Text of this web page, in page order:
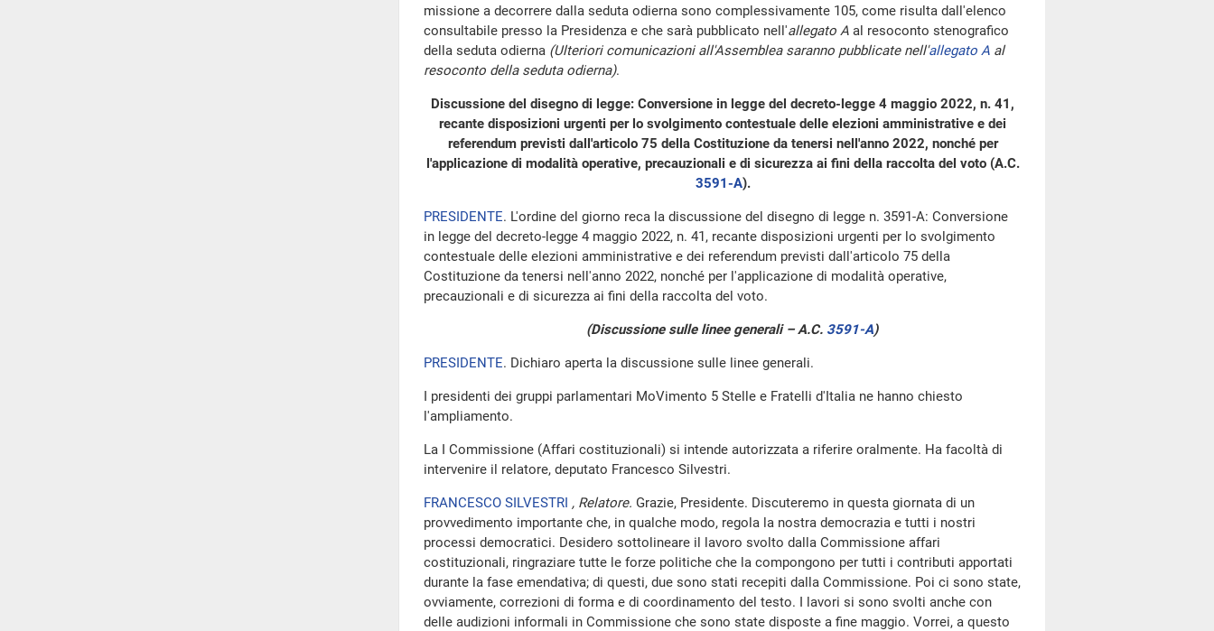
missione a decorrere dalla seduta odierna sono complessivamente 105, come risulta dall'elenco
consultabile presso la Presidenza e che sarà pubblicato nell'allegato A al resoconto stenografico
della seduta odierna (Ulteriori comunicazioni all'Assemblea saranno pubblicate nell'allegato A al
resoconto della seduta odierna).
Discussione del disegno di legge: Conversione in legge del decreto-legge 4 maggio 2022, n. 41,
recante disposizioni urgenti per lo svolgimento contestuale delle elezioni amministrative e dei
referendum previsti dall'articolo 75 della Costituzione da tenersi nell'anno 2022, nonché per
l'applicazione di modalità operative, precauzionali e di sicurezza ai fini della raccolta del voto (A.C.
3591-A​).
PRESIDENTE. L'ordine del giorno reca la discussione del disegno di legge n. 3591-A: Conversione
in legge del decreto-legge 4 maggio 2022, n. 41, recante disposizioni urgenti per lo svolgimento
contestuale delle elezioni amministrative e dei referendum previsti dall'articolo 75 della
Costituzione da tenersi nell'anno 2022, nonché per l'applicazione di modalità operative,
precauzionali e di sicurezza ai fini della raccolta del voto.
(Discussione sulle linee generali – A.C. 3591-A​)
PRESIDENTE. Dichiaro aperta la discussione sulle linee generali.
I presidenti dei gruppi parlamentari MoVimento 5 Stelle e Fratelli d'Italia ne hanno chiesto
l'ampliamento.
La I Commissione (Affari costituzionali) si intende autorizzata a riferire oralmente. Ha facoltà di
intervenire il relatore, deputato Francesco Silvestri.
FRANCESCO SILVESTRI , Relatore. Grazie, Presidente. Discuteremo in questa giornata di un
provvedimento importante che, in qualche modo, regola la nostra democrazia e tutti i nostri
processi democratici. Desidero sottolineare il lavoro svolto dalla Commissione affari
costituzionali, ringraziare tutte le forze politiche che la compongono per tutti i contributi apportati
durante la fase emendativa; di questi, due sono stati recepiti dalla Commissione. Poi ci sono state,
ovviamente, correzioni di forma e di coordinamento del testo. I lavori si sono svolti anche con
delle audizioni informali in Commissione che sono state disposte a fine maggio. Vorrei, a questo